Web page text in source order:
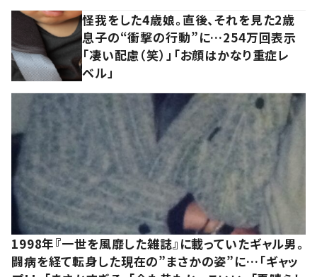
怪我をした4歳娘。直後、それを見た2歳
息子の“衝撃の行動”に…254万回表示
「凄い配慮（笑）」「お顔はかなり重症レ
ベル」
1998年『一世を風靡した雑誌』に載っていたギャル男。
闘病を経て転身した現在の”まさかの姿”に…「ギャッ